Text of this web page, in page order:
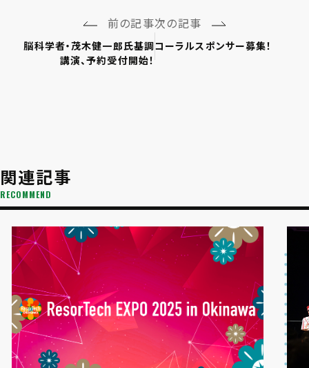
前の記事
脳科学者・茂木健一郎氏基調
講演、予約受付開始！
次の記事
コーラルスポンサー募集！
関連記事
RECOMMEND